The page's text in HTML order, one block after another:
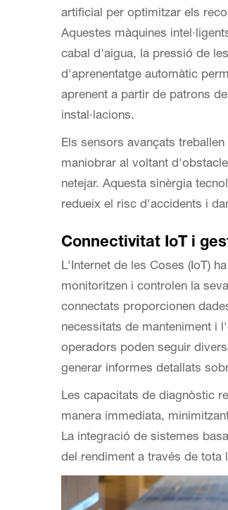
artificial per optimitzar els
Aquestes màquines
cabal d'aigua, la pressió de
d'aprenentatge automàtic
aprenent a partir de patrons
instal·lacions.
Els sensors avançats
maniobrar al voltant
netejar. Aquesta sinèrgia
redueix el risc d'accidents i
Connectivitat IoT i
L'Internet de les Coses (IoT)
monitoritzen i controlen la
connectats proporcionen
necessitats de manteniment i
operadors poden seguir
generar informes detallats
Les capacitats de diagnòstic
manera immediata,
La integració de sistemes
del rendiment a través de tota